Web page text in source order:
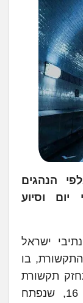
הנהגים
יום וסיוע
ישראל
בו
תקשורת
סלולרית לכל אורך מנהרות כביש 16, שנפתח